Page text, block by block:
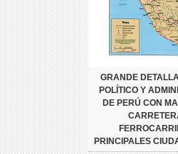
GRANDE
POLÍTICO Y
DE PERÚ CON
PRINCIPALES